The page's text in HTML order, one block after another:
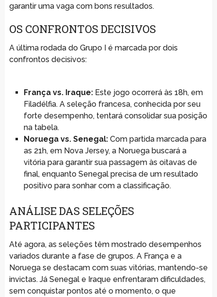
garantir uma vaga com bons resultados.
OS CONFRONTOS DECISIVOS
A última rodada do Grupo I é marcada por dois
confrontos decisivos:
França vs. Iraque:Este jogo ocorrerá às 18h, em
Filadélfia. A seleção francesa, conhecida por seu
forte desempenho, tentará consolidar sua posição
na tabela.
Noruega vs. Senegal:Com partida marcada para
as 21h, em Nova Jersey, a Noruega buscará a
vitória para garantir sua passagem às oitavas de
final, enquanto Senegal precisa de um resultado
positivo para sonhar com a classificação.
ANÁLISE DAS SELEÇÕES
PARTICIPANTES
Até agora, as seleções têm mostrado desempenhos
variados durante a fase de grupos. A França e a
Noruega se destacam com suas vitórias, mantendo-se
invictas. Já Senegal e Iraque enfrentaram dificuldades,
sem conquistar pontos até o momento, o que